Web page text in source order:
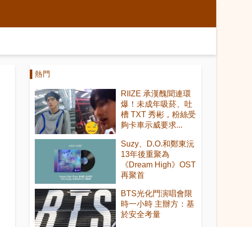
熱門
RIIZE 承漢醜聞連環
爆！未成年吸菸、吐
槽 TXT 秀彬，粉絲受
夠卡車示威要求...
Suzy、D.O.和鄭東沅
13年後重聚為
《Dream High》OST
再聚首
BTS光化門演唱會限
時一小時 主辦方：基
於安全考量